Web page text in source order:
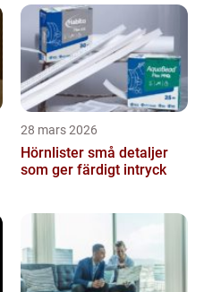
28 mars 2026
Hörnlister små detaljer
som ger färdigt intryck